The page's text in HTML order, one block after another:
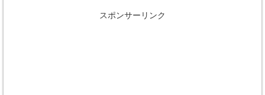
スポンサーリンク